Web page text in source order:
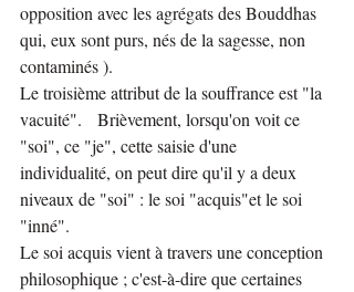
opposition avec les agrégats des Bouddhas
qui, eux sont purs, nés de la sagesse, non
contaminés ).
Le troisième attribut de la souffrance est "la
vacuité".   Brièvement, lorsqu'on voit ce
"soi", ce "je", cette saisie d'une
individualité, on peut dire qu'il y a deux
niveaux de "soi" : le soi "acquis"et le soi
"inné".
Le soi acquis vient à travers une conception
philosophique ; c'est-à-dire que certaines